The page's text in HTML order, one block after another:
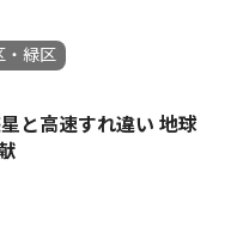
・緑区
と高速すれ違い 地球